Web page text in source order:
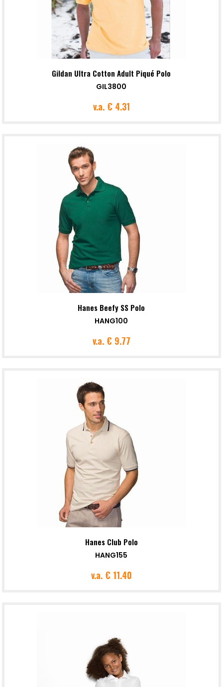
Gildan Ultra Cotton Adult Piqué Polo
GIL3800
v.a.€ 4.31
Hanes Beefy SS Polo
HANG100
v.a.€ 9.77
Hanes Club Polo
HANG155
v.a.€ 11.40